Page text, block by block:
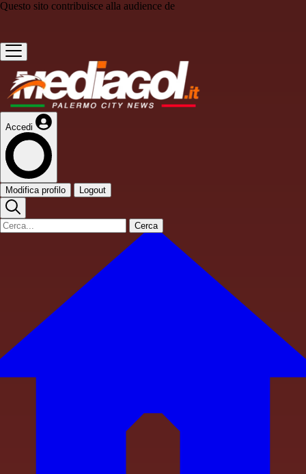
Questo sito contribuisce alla audience de
Accedi
Modifica profilo Logout
Cerca